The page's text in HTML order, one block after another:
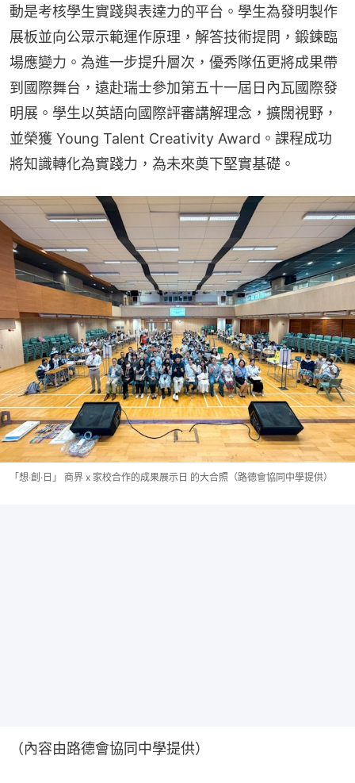
動是考核學生實踐與表達力的平台。學生為發明製作
展板並向公眾示範運作原理，解答技術提問，鍛鍊臨
場應變力。為進一步提升層次，優秀隊伍更將成果帶
到國際舞台，遠赴瑞士參加第五十一屆日內瓦國際發
明展。學生以英語向國際評審講解理念，擴闊視野，
並榮獲 Young Talent Creativity Award。課程成功
將知識轉化為實踐力，為未來奠下堅實基礎。
「想‧創‧日」 商界 x 家校合作的成果展示日 的大合照（路德會協同中學提供）
（內容由路德會協同中學提供）